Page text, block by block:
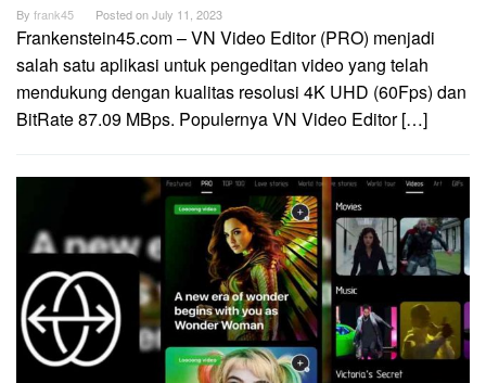
By frank45 Posted onJuly 11, 2023
Frankenstein45.com – VN Video Editor (PRO) menjadi
salah satu aplikasi untuk pengeditan video yang telah
mendukung dengan kualitas resolusi 4K UHD (60Fps) dan
BitRate 87.09 MBps. Populernya VN Video Editor […]